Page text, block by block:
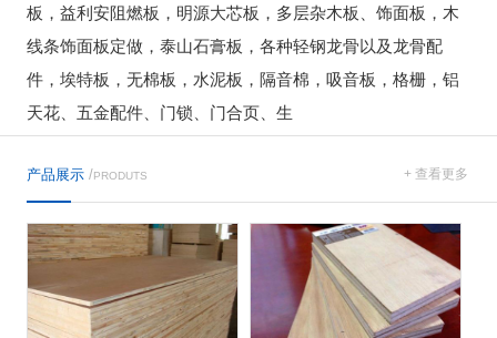
板，益利安阻燃板，明源大芯板，多层杂木板、饰面板，木
线条饰面板定做，泰山石膏板，各种轻钢龙骨以及龙骨配
件，埃特板，无棉板，水泥板，隔音棉，吸音板，格栅，铝
天花、五金配件、门锁、门合页、生
产品展示 /PRODUTS + 查看更多